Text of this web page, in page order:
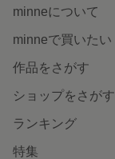
minneについて
minneで買いたい
作品をさがす
ショップをさがす
ランキング
特集